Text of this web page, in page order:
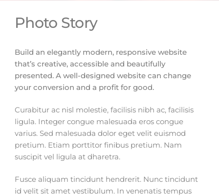
Photo Story
Build an elegantly modern, responsive website
that’s creative, accessible and beautifully
presented. A well-designed website can change
your conversion and a profit for good.
Curabitur ac nisl molestie, facilisis nibh ac, facilisis
ligula. Integer congue malesuada eros congue
varius. Sed malesuada dolor eget velit euismod
pretium. Etiam porttitor finibus pretium. Nam
suscipit vel ligula at dharetra.
Fusce aliquam tincidunt hendrerit. Nunc tincidunt
id velit sit amet vestibulum. In venenatis tempus